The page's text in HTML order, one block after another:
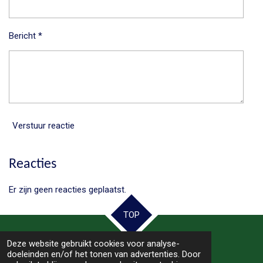
Deze website gebruikt cookies voor analyse-
doeleinden en/of het tonen van advertenties. Door
Bericht *
Verstuur reactie
Reacties
Er zijn geen reacties geplaatst.
TOP
© 2025 - 2026 Samen Hoogeveen